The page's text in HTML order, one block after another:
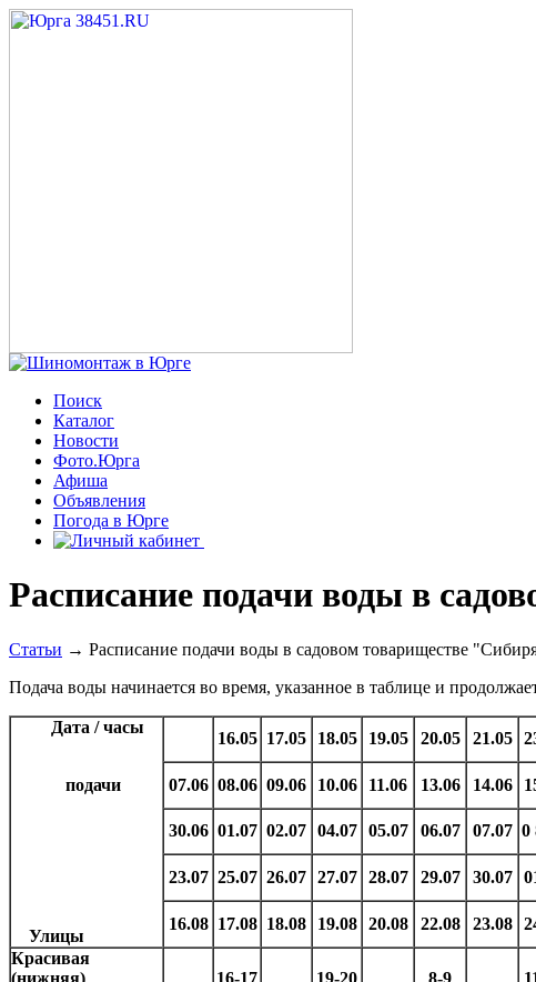
Поиск
Каталог
Новости
Фото.Юрга
Афиша
Объявления
Погода в Юрге
Расписание подачи воды в
Статьи → Расписание подачи воды в садовом товариществе
Подача воды начинается во время, указанное в таблице и
Дата / часы
подачи
Улицы
16.05 17.05 18.05 19.05 20.05 21.05
07.06 08.06 09.06 10.06 11.06 13.06 14.06
30.06 01.07 02.07 04.07 05.07 06.07 07.07 0
23.07 25.07 26.07 27.07 28.07 29.07 30.07
16.08 17.08 18.08 19.08 20.08 22.08 23.08
Красивая
(нижняя)
16-17 19-20 8-9